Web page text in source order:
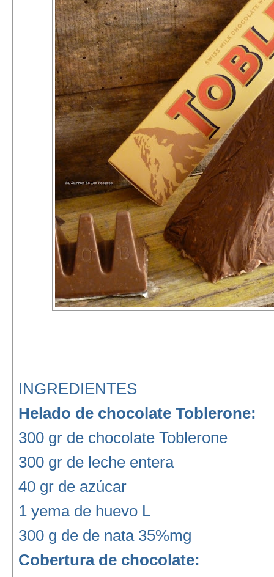
INGREDIENTES
Helado de chocolate Toblerone:
300 gr de chocolate Toblerone
300 gr de leche entera
40 gr de azúcar
1 yema de huevo L
300 g de de nata 35%mg
Cobertura de chocolate: